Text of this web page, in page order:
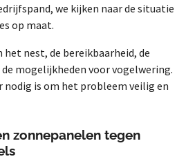
we kijken naar de situatie
op maat.
nest, de bereikbaarheid, de
mogelijkheden voor vogelwering.
nodig is om het probleem veilig en
zonnepanelen tegen